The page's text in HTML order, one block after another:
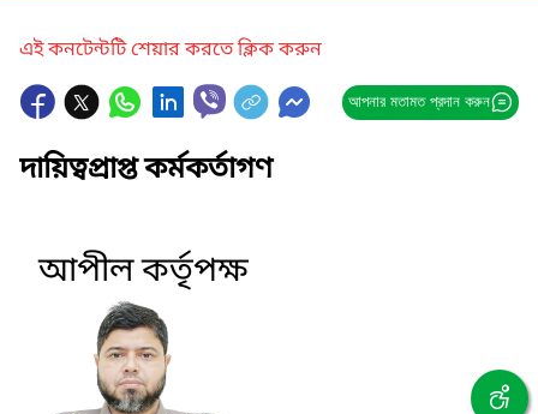
এই কনটেন্টটি শেয়ার করতে ক্লিক করুন
আপনার মতামত প্রদান করুন
দায়িত্বপ্রাপ্ত কর্মকর্তাগণ
আপীল কর্তৃপক্ষ